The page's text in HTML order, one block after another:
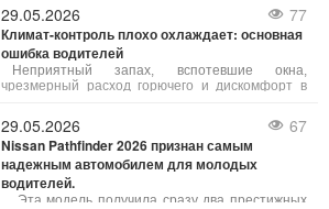
легковых автомобилей, что на 18% меньше по
сравнению с маем 2025 года. По сравнению с
апрелем 2026 года спрос на новые автомобили
также снизился на 11%.
29.05.2026 77
Климат-контроль плохо охлаждает: основная
ошибка водителей
Неприятный запах, вспотевшие окна,
чрезмерный расход горючего и дискомфорт в
использованием климат-контроля. Многие
водители включают систему на максимум, не
отдавая себе отчета, что это может
отрицательно влиять не только на комфорт, но
и на сам автомобиль.
29.05.2026 67
Nissan Pathfinder 2026 признан самым
надежным автомобилем для молодых
водителей.
Эта модель получила сразу два престижных